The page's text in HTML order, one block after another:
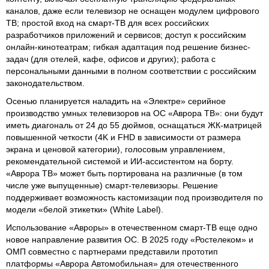
каналов, даже если телевизор не оснащен модулем цифрового
ТВ; простой вход на смарт-ТВ для всех российских
разработчиков приложений и сервисов; доступ к российским
онлайн-кинотеатрам; гибкая адаптация под решение бизнес-
задач (для отелей, кафе, офисов и других); работа с
персональными данными в полном соответствии с российским
законодательством.
Осенью планируется наладить на «Электре» серийное
производство умных телевизоров на ОС «Аврора ТВ»: они будут
иметь диагональ от 24 до 55 дюймов, оснащаться ЖК-матрицей
повышенной четкости (4K и FHD в зависимости от размера
экрана и ценовой категории), голосовым управлением,
рекомендательной системой и ИИ-ассистентом на борту.
«Аврора ТВ» может быть портирована на различные (в том
числе уже выпущенные) смарт-телевизоры. Решение
поддерживает возможность кастомизации под производителя по
модели «белой этикетки» (White Label).
Использование «Авроры» в отечественном смарт-ТВ еще одно
новое направление развития ОС. В 2025 году «Ростелеком» и
ОМП совместно с партнерами представили прототип
платформы «Аврора Автомобильная» для отечественного